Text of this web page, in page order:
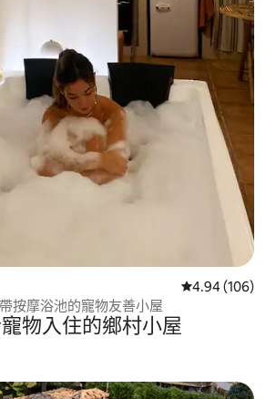
從 106 則評價
4.94 (106)
按摩浴池的寵物友善小屋
物入住的鄉村小屋